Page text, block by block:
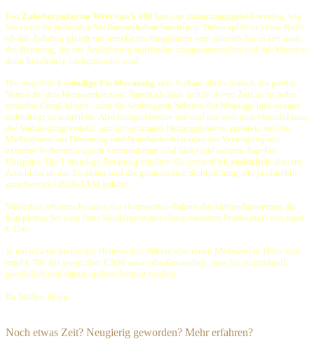
Das Zubehörpaket im Wert von € 400 kann so zusammengestellt werden, wie
Sie es für Ihr individuelles Bauvorhaben benötigen. Dabei spielt es keine Rolle,
ob das Zubehör gleich mit dem Gerät mitgeliefert wird oder ob Sie es erst nach
der Beratung, die bei Anlieferung stattfindet, zusammenstellen und das Material
dann kurzfristig nachgesendet wird.
Die ungefähr 1-stündige Fachberatung zum Aufbau dürfte jedoch der größte
Vorteil für den Heimwerker sein. Natürlich lässt sich in dieser Zeit nicht jedes
einzelne Detail klären - aber die wichtigsten Schritte der Montage und worauf
unbedingt zu achten ist. Also beispielsweise wie und aus welchem Material man
die Verkleidung erstellt, um ein optimales Heizergebnis zu erzielen, welche
Maßnahmen zur Dämmung und Standsicherheit oder zur Versorgung mit
externer Verbrennungsluft vorzunehmen sind und viele weitere Aspekte.
Übrigens: Die 1-stündige Beratung erhalten Sie tatsächlich zusätzlich , also im
Anschluss an das Entladen und die gemeinsame Sichtprüfung, die ja ohnehin
zum Service OFEN-TAXI gehört.
Weiterhin erhalten Kunden der Heimwerker-Pakete die Abbrandsteuerung als
komplettes Set zum Preis Sonderpreis mit einem weiteren Preisvorteil von rund
€ 150.
Je nach Gerät bieten die Heimwerker-Pakete also einen Mehrwert in Höhe von
rund € 700 bis sogar über € 800 sowie die Gewissheit, dass Sie individuell,
persönlich und damit optimal betreut werden.
Ihr Steffen Hopp
Noch etwas Zeit? Neugierig geworden? Mehr erfahren?